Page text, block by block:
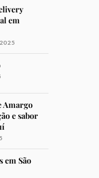
em
Amargo
e sabor
em São